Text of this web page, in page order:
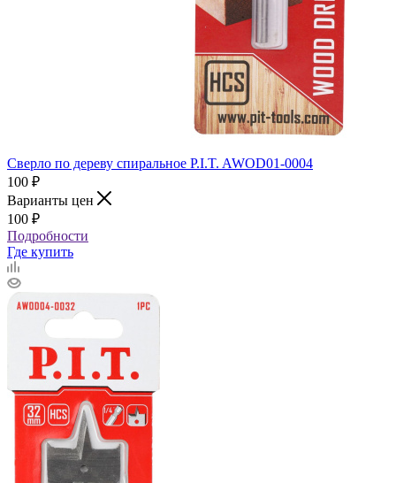
Сверло по дереву спиральное P.I.T. AWOD01-0004
100 ₽
Варианты цен
100 ₽
Подробности
Где купить